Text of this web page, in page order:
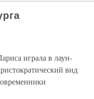
играла в лаун-
вид